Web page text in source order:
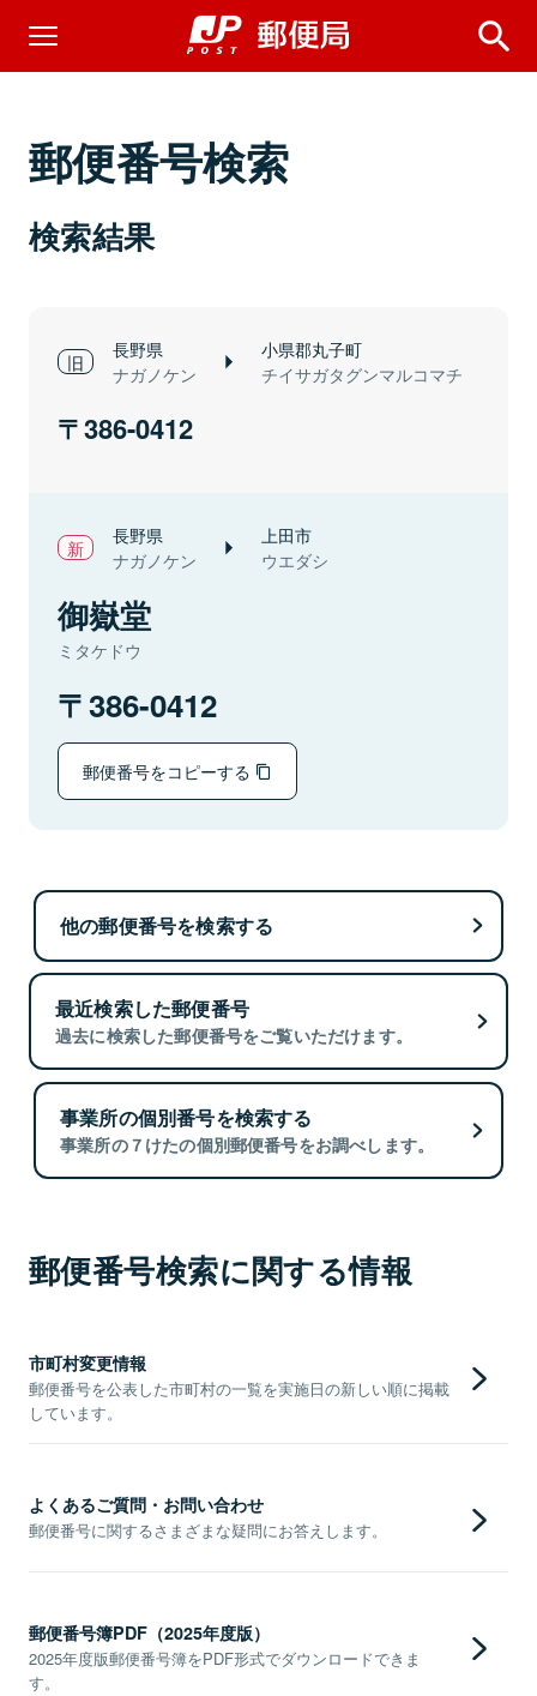
郵便番号検索
検索結果
長野県
ナガノケン
小県郡丸子町
チイサガタグンマルコマチ
386-0412
長野県
ナガノケン
上田市
ウエダシ
御嶽堂
ミタケドウ
386-0412
郵便番号をコピーする
他の郵便番号を検索する
最近検索した郵便番号
過去に検索した郵便番号をご覧いただけます。
事業所の個別番号を検索する
事業所の７けたの個別郵便番号をお調べします。
郵便番号検索に関する情報
市町村変更情報
郵便番号を公表した市町村の一覧を実施日の新しい順に掲載
しています。
よくあるご質問・お問い合わせ
郵便番号に関するさまざまな疑問にお答えします。
郵便番号簿PDF（2025年度版）
2025年度版郵便番号簿をPDF形式でダウンロードできま
す。